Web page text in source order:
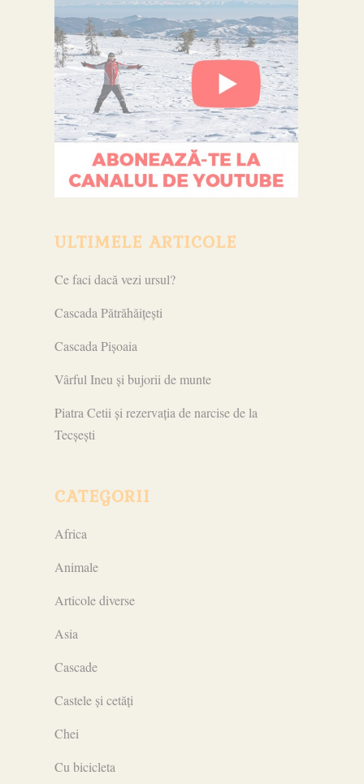
ULTIMELE ARTICOLE
Ce faci dacă vezi ursul?
Cascada Pătrăhăițești
Cascada Pișoaia
Vârful Ineu și bujorii de munte
Piatra Cetii și rezervația de narcise de la
Tecșești
CATEGORII
Africa
Animale
Articole diverse
Asia
Cascade
Castele și cetăți
Chei
Cu bicicleta